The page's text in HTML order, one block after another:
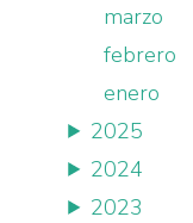
marzo
febrero
enero
2025
2024
2023